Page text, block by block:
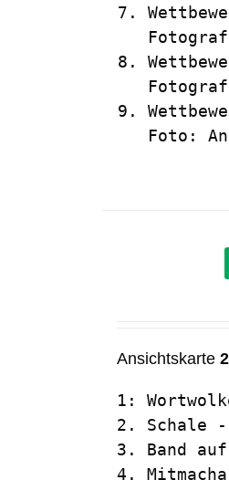
7.
8.
9.
Foto:
Ansichtskarte 2
1:
2. Schale
3. Band
4.